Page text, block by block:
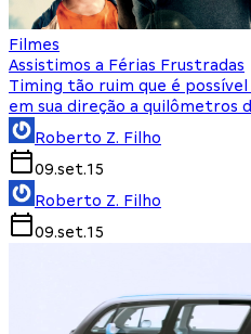
Filmes
Assistimos a Férias Frustradas
Timing tão ruim que é
em sua direção a quilômetros
Roberto Z. Filho
09.set.15
Roberto Z. Filho
09.set.15